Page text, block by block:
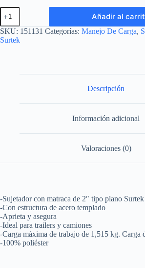
Sujetador
con
matraca
con
gancho
Añadir al
SKU: 151131 Categorías: Manejo De Carga,
Surtek
Descripción
Información adicional
Valoraciones (0)
-Sujetador con matraca de 2″ tipo plano Surtek
-Con estructura de acero templado
-Aprieta y asegura
-Ideal para trailers y camiones
-Carga máxima de trabajo de 1,515 kg. Carga
-100% poliéster